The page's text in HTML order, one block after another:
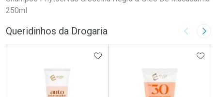
250ml
Queridinhos da Drogaria Imagem
ADICIONAR AOS FAVORITOS